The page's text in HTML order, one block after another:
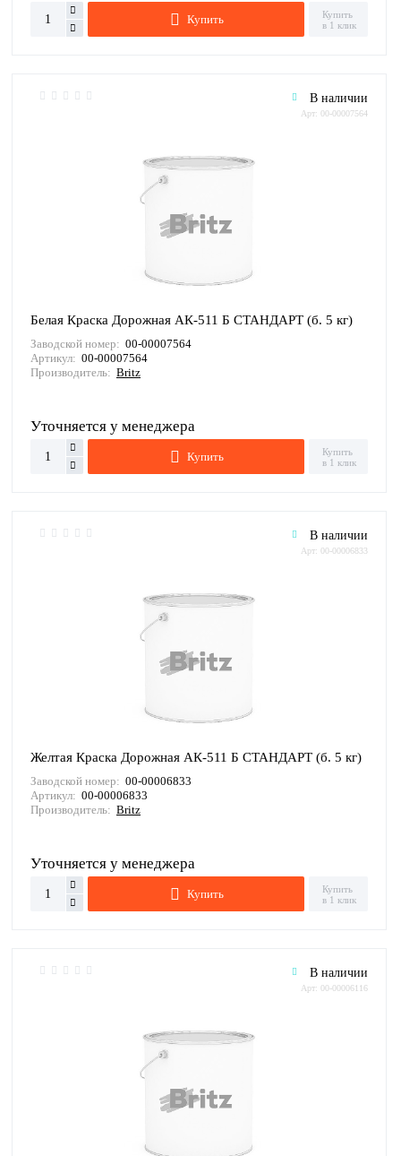
Купить
Купить
в 1 клик
В наличии
Арт: 00-00007564
Белая Краска Дорожная АК-511 Б СТАНДАРТ (б. 5 кг)
Заводской номер: 00-00007564
Артикул: 00-00007564
Производитель: Britz
Уточняется у менеджера
Купить
Купить
в 1 клик
В наличии
Арт: 00-00006833
Желтая Краска Дорожная АК-511 Б СТАНДАРТ (б. 5 кг)
Заводской номер: 00-00006833
Артикул: 00-00006833
Производитель: Britz
Уточняется у менеджера
Купить
Купить
в 1 клик
В наличии
Арт: 00-00006116